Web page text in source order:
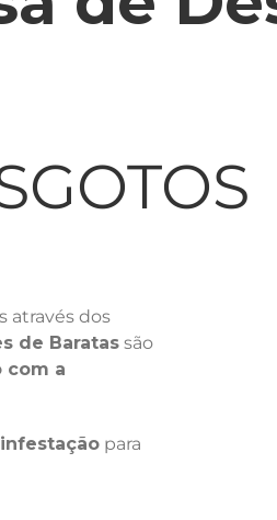
através dos
de Baratas são
com a
para